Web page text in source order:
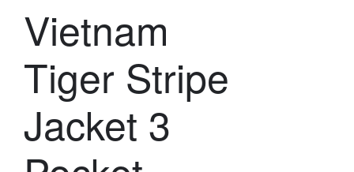
Vietnam
Tiger Stripe
Jacket 3